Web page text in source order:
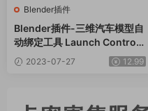
Blender插件
Blender插件-三维汽车模型自
动绑定工具 Launch Control
v1.3.52023-07-27 12.99